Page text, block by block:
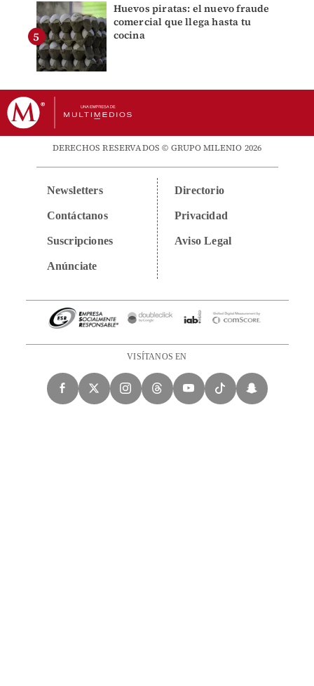
Huevos piratas: el nuevo fraude
comercial que llega hasta tu
cocina
DERECHOS RESERVADOS © GRUPO MILENIO 2026
Newsletters
Contáctanos
Suscripciones
Anúnciate
Directorio
Privacidad
Aviso Legal
VISÍTANOS EN